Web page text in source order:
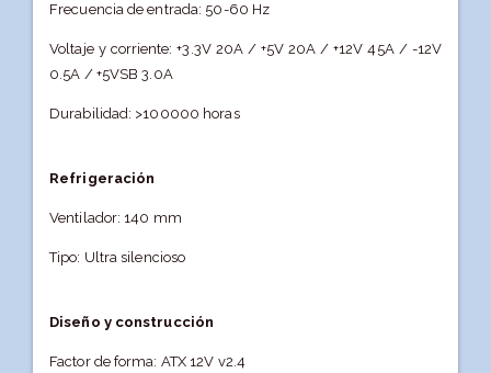
Frecuencia de entrada: 50-60 Hz
Voltaje y corriente: +3.3V 20A / +5V 20A / +12V 45A / -12V
0.5A / +5VSB 3.0A
Durabilidad: >100000 horas
Refrigeración
Ventilador: 140 mm
Tipo: Ultra silencioso
Diseño y construcción
Factor de forma: ATX 12V v2.4